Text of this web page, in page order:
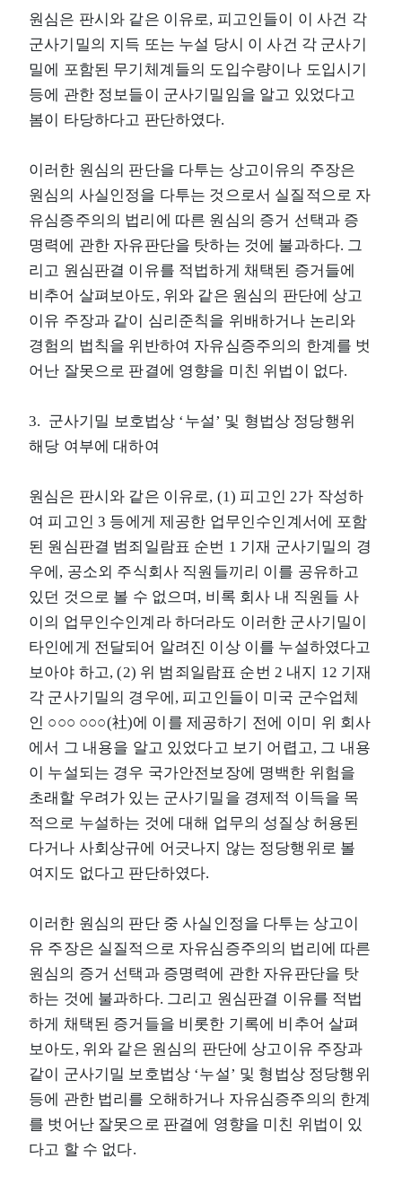
원심은 판시와 같은 이유로, 피고인들이 이 사건 각
군사기밀의 지득 또는 누설 당시 이 사건 각 군사기
밀에 포함된 무기체계들의 도입수량이나 도입시기
등에 관한 정보들이 군사기밀임을 알고 있었다고
봄이 타당하다고 판단하였다.
이러한 원심의 판단을 다투는 상고이유의 주장은
원심의 사실인정을 다투는 것으로서 실질적으로 자
유심증주의의 법리에 따른 원심의 증거 선택과 증
명력에 관한 자유판단을 탓하는 것에 불과하다. 그
리고 원심판결 이유를 적법하게 채택된 증거들에
비추어 살펴보아도, 위와 같은 원심의 판단에 상고
이유 주장과 같이 심리준칙을 위배하거나 논리와
경험의 법칙을 위반하여 자유심증주의의 한계를 벗
어난 잘못으로 판결에 영향을 미친 위법이 없다.
3. 군사기밀 보호법상 ‘누설’ 및 형법상 정당행위
해당 여부에 대하여
원심은 판시와 같은 이유로, (1) 피고인 2가 작성하
여 피고인 3 등에게 제공한 업무인수인계서에 포함
된 원심판결 범죄일람표 순번 1 기재 군사기밀의 경
우에, 공소외 주식회사 직원들끼리 이를 공유하고
있던 것으로 볼 수 없으며, 비록 회사 내 직원들 사
이의 업무인수인계라 하더라도 이러한 군사기밀이
타인에게 전달되어 알려진 이상 이를 누설하였다고
보아야 하고, (2) 위 범죄일람표 순번 2 내지 12 기재
각 군사기밀의 경우에, 피고인들이 미국 군수업체
인 ○○○ ○○○(社)에 이를 제공하기 전에 이미 위 회사
에서 그 내용을 알고 있었다고 보기 어렵고, 그 내용
이 누설되는 경우 국가안전보장에 명백한 위험을
초래할 우려가 있는 군사기밀을 경제적 이득을 목
적으로 누설하는 것에 대해 업무의 성질상 허용된
다거나 사회상규에 어긋나지 않는 정당행위로 볼
여지도 없다고 판단하였다.
이러한 원심의 판단 중 사실인정을 다투는 상고이
유 주장은 실질적으로 자유심증주의의 법리에 따른
원심의 증거 선택과 증명력에 관한 자유판단을 탓
하는 것에 불과하다. 그리고 원심판결 이유를 적법
하게 채택된 증거들을 비롯한 기록에 비추어 살펴
보아도, 위와 같은 원심의 판단에 상고이유 주장과
같이 군사기밀 보호법상 ‘누설’ 및 형법상 정당행위
등에 관한 법리를 오해하거나 자유심증주의의 한계
를 벗어난 잘못으로 판결에 영향을 미친 위법이 있
다고 할 수 없다.